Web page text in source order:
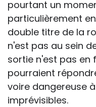
pourtant un
particulièrement
double titre de la
n'est pas au sein
sortie n'est pas en
pourraient
voire dangereuse
imprévisibles.